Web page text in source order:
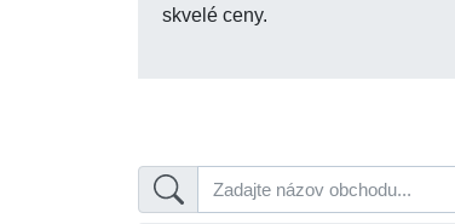
skvelé ceny.